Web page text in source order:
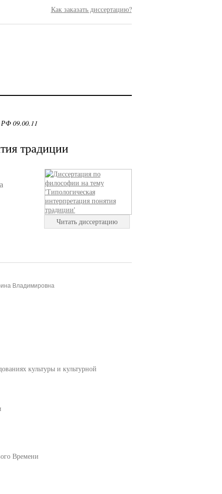
Как заказать диссертацию?
РФ 09.00.11
традиции
Читать диссертацию
Владимировна
культуры и культурной
Времени